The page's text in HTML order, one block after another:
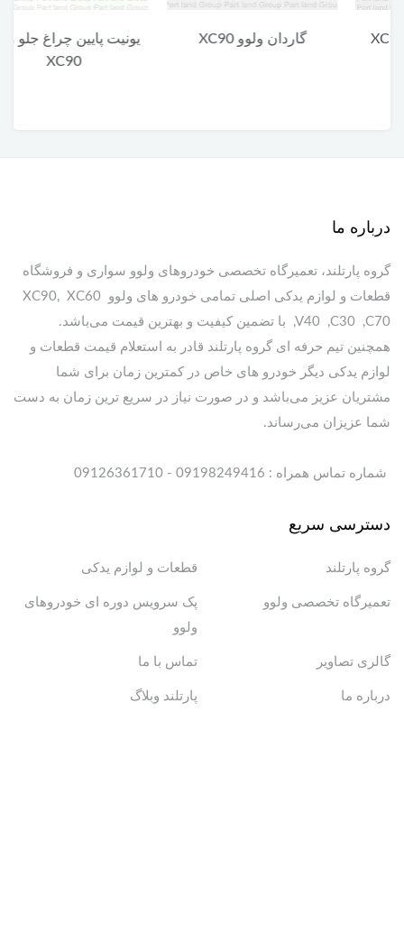
گاردان ولوو XC90
یونیت پایین چراغ جلو ولوو
درباره ما
گروه پارتلند، تعمیرگاه تخصصی خودروهای ولوو سواری و فروشگاه
قطعات و لوازم یدکی اصلی تمامی خودرو های ولوو XC90, XC60
,V40 ,C30 ,C70 با تضمین کیفیت و بهترین قیمت می‌باشد.
همچنین تیم حرفه ای گروه پارتلند قادر به استعلام قیمت قطعات و
لوازم یدکی دیگر خودرو های خاص در کمترین زمان برای شما
مشتریان عزیز می‌باشد و در صورت نیاز در سریع ترین زمان به دست
شما عزیزان می‌رساند.
شماره تماس همراه : 09198249416 - 09126361710
دسترسی سریع
گروه پارتلند قطعات و لوازم یدکی
تعمیرگاه تخصصی ولوو
پک سرویس دوره ای خودروهای
ولوو
گالری تصاویر تماس با ما
درباره ما پارتلند وبلاگ